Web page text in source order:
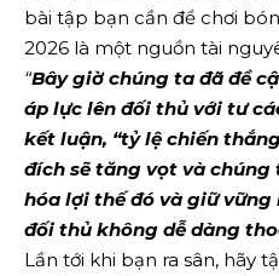
bài tập bạn cần để chơi
2026 là một nguồn tài
“Bây giờ chúng ta đã đề
áp lực lên đối thủ với tư
kết luận, “tỷ lệ chiến
đích sẽ tăng vọt và
hóa lợi thế đó và giữ
đối thủ không dễ dàng
Lần tới khi bạn ra sân, hãy